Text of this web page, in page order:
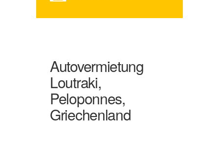
Autovermietung
Loutraki,
Peloponnes,
Griechenland